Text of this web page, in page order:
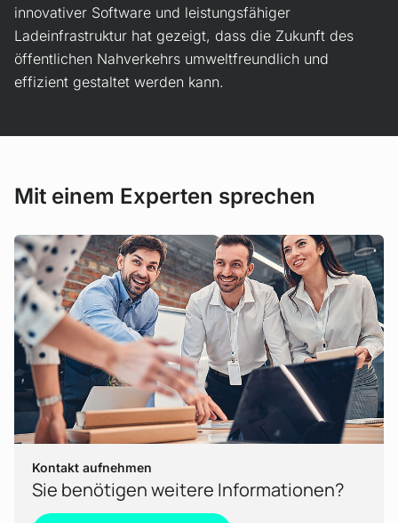
innovativer Software und leistungsfähiger
Ladeinfrastruktur hat gezeigt, dass die Zukunft des
öffentlichen Nahverkehrs umweltfreundlich und
effizient gestaltet werden kann.
Mit einem Experten sprechen
Kontakt aufnehmen
Sie benötigen weitere Informationen?